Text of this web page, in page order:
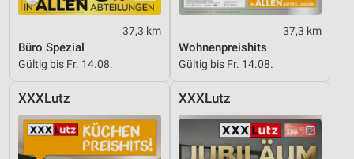
37,3 km
Büro Spezial
Gültig bis Fr. 14.08.
37,3 km
Wohnenpreishits
Gültig bis Fr. 14.08.
XXXLutz XXXLutz